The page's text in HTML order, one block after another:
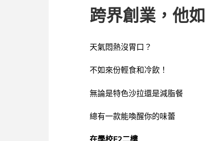
跨界創業，他
天氣悶熱沒胃口？
不如來份輕食和冷飲！
無論是特色沙拉還是減脂餐
總有一款能喚醒你的味蕾